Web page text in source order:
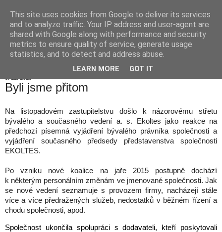
Hranické listy
Byli jsme přitom
Na listopadovém zastupitelstvu došlo k názorovému střetu
bývalého a současného vedení a. s. Ekoltes jako reakce na
předchozí písemná vyjádření bývalého právníka společnosti a
vyjádření současného předsedy představenstva společnosti
EKOLTES.
Po vzniku nové koalice na jaře 2015 postupně dochází
k některým personálním změnám ve jmenované společnosti. Jak
se nové vedení seznamuje s provozem firmy, nacházejí stále
více a více předražených služeb, nedostatků v běžném řízení a
chodu společnosti, apod.
Společnost ukončila spolupráci s dodavateli, kteří poskytovali
This site uses cookies from Google to deliver its services
and to analyze traffic. Your IP address and user-agent are
shared with Google along with performance and security
metrics to ensure quality of service, generate usage
statistics, and to detect and address abuse.
LEARN MORE GOT IT